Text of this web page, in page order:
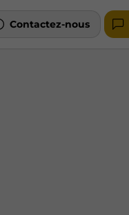
Contactez-nous